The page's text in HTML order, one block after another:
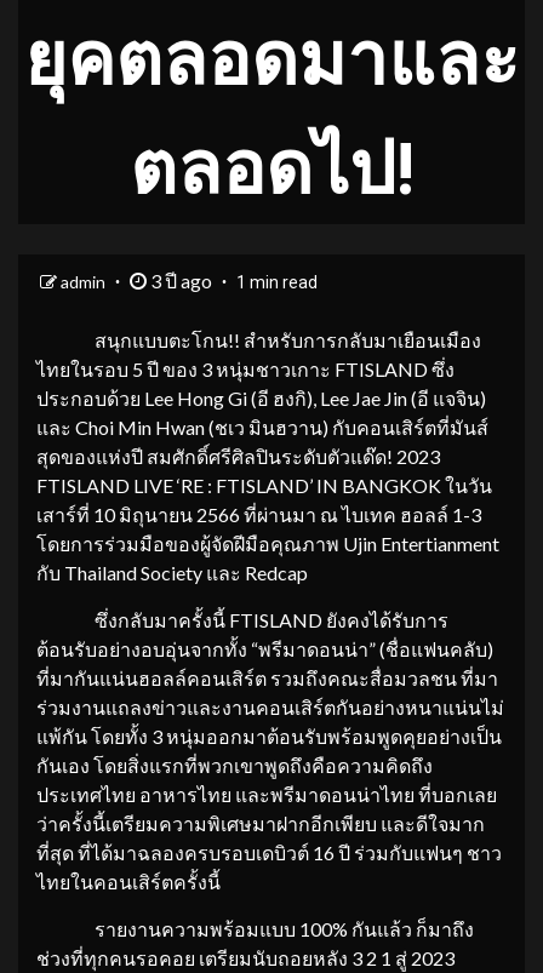
ยุคตลอดมาและ
ตลอดไป!
admin 3 ปี ago 1 min read
สนุกแบบตะโกน!! สำหรับการกลับมาเยือนเมือง
ไทยในรอบ 5 ปี ของ 3 หนุ่มชาวเกาะ FTISLAND ซึ่ง
ประกอบด้วย Lee Hong Gi (อี ฮงกิ), Lee Jae Jin (อี แจจิน)
และ Choi Min Hwan (ชเว มินฮวาน) กับคอนเสิร์ตที่มันส์
สุดของแห่งปี สมศักดิ์ศรีศิลปินระดับตัวแด๊ด! 2023
FTISLAND LIVE ‘RE : FTISLAND’ IN BANGKOK ในวัน
เสาร์ที่ 10 มิถุนายน 2566 ที่ผ่านมา ณ ไบเทค ฮอลล์ 1-3
โดยการร่วมมือของผู้จัดฝีมือคุณภาพ Ujin Entertianment
กับ Thailand Society และ Redcap
ซึ่งกลับมาครั้งนี้ FTISLAND ยังคงได้รับการ
ต้อนรับอย่างอบอุ่นจากทั้ง “พรีมาดอนน่า” (ชื่อแฟนคลับ)
ที่มากันแน่นฮอลล์คอนเสิร์ต รวมถึงคณะสื่อมวลชน ที่มา
ร่วมงานแถลงข่าวและงานคอนเสิร์ตกันอย่างหนาแน่นไม่
แพ้กัน โดยทั้ง 3 หนุ่มออกมาต้อนรับพร้อมพูดคุยอย่างเป็น
กันเอง โดยสิ่งแรกที่พวกเขาพูดถึงคือความคิดถึง
ประเทศไทย อาหารไทย และพรีมาดอนน่าไทย ที่บอกเลย
ว่าครั้งนี้เตรียมความพิเศษมาฝากอีกเพียบ และดีใจมาก
ที่สุด ที่ได้มาฉลองครบรอบเดบิวต์ 16 ปี ร่วมกับแฟนๆ ชาว
ไทยในคอนเสิร์ตครั้งนี้
รายงานความพร้อมแบบ 100% กันแล้ว ก็มาถึง
ช่วงที่ทุกคนรอคอย เตรียมนับถอยหลัง 3 2 1 สู่ 2023